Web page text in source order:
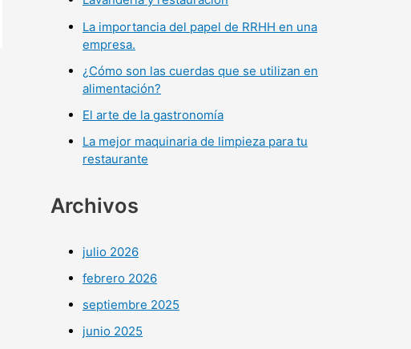
La importancia del papel de RRHH en una
empresa.
¿Cómo son las cuerdas que se utilizan en
alimentación?
El arte de la gastronomía
La mejor maquinaria de limpieza para tu
restaurante
Archivos
julio 2026
febrero 2026
septiembre 2025
junio 2025